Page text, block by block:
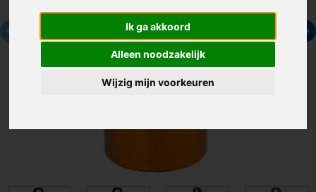
Ik ga akkoord
Alleen noodzakelijk
Wijzig mijn voorkeuren